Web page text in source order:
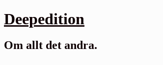
Gå
till
Deepedition
Om allt det andra.